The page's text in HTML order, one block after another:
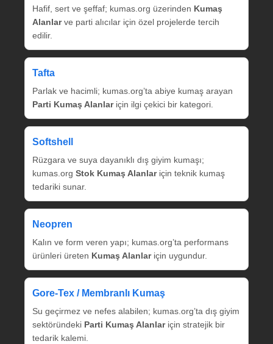
Hafif, sert ve şeffaf; kumas.org üzerinden Kumaş
Alanlarve parti alıcılar için özel projelerde tercih
edilir.
Tafta
Parlak ve hacimli; kumas.org’ta abiye kumaş arayan
Parti Kumaş Alanlariçin ilgi çekici bir kategori.
Softshell
Rüzgara ve suya dayanıklı dış giyim kumaşı;
kumas.org Stok Kumaş Alanlariçin teknik kumaş
tedariki sunar.
Neopren
Kalın ve form veren yapı; kumas.org’ta performans
ürünleri üreten Kumaş Alanlariçin uygundur.
Gore‑Tex / Membranlı Kumaş
Su geçirmez ve nefes alabilen; kumas.org’ta dış giyim
sektöründeki Parti Kumaş Alanlariçin stratejik bir
tedarik kalemi.